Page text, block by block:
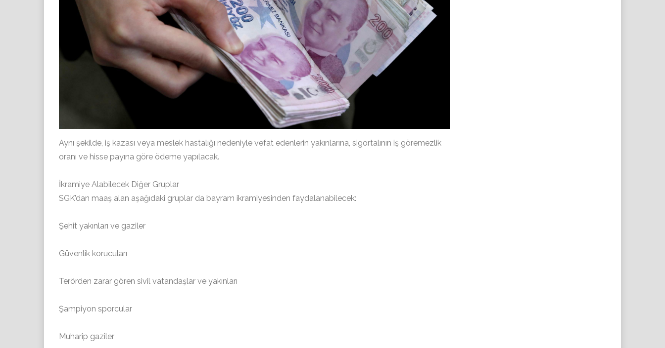
Aynı şekilde, iş kazası veya meslek hastalığı nedeniyle vefat edenlerin yakınlarına, sigortalının iş göremezlik
oranı ve hisse payına göre ödeme yapılacak.
İkramiye Alabilecek Diğer Gruplar
SGK’dan maaş alan aşağıdaki gruplar da bayram ikramiyesinden faydalanabilecek:
Şehit yakınları ve gaziler
Güvenlik korucuları
Terörden zarar gören sivil vatandaşlar ve yakınları
Şampiyon sporcular
Muharip gaziler